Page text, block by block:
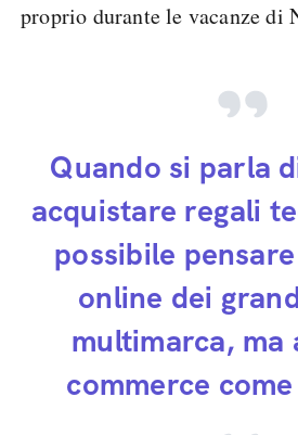
proprio durante le vacanze di
Quando si parla
acquistare regali
possibile
online dei
multimarca, ma
commerce